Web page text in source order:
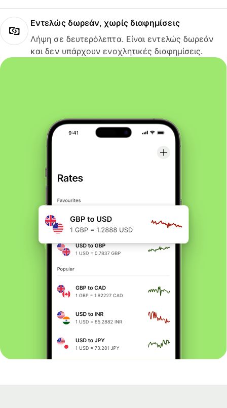
Εντελώς δωρεάν, χωρίς διαφημίσεις
Λήψη σε δευτερόλεπτα. Είναι εντελώς δωρεάν
και δεν υπάρχουν ενοχλητικές διαφημίσεις.